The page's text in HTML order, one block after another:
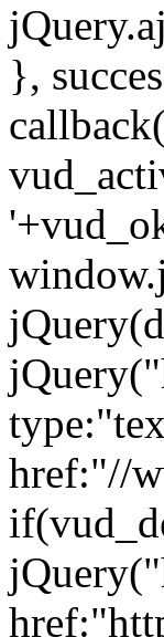
},
href:"//